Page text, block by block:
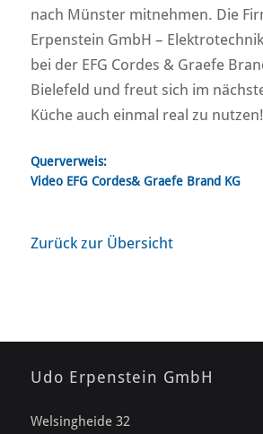
nach Münster mitnehmen. Die
Erpenstein GmbH –
bei der EFG Cordes & Graefe
Bielefeld und freut sich im
Küche auch einmal real zu nutzen!
Querverweis:
Video EFG Cordes& Graefe Brand KG
Zurück zur Übersicht
Udo Erpenstein GmbH
Welsingheide 32